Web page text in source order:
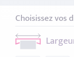
Choisissez vos